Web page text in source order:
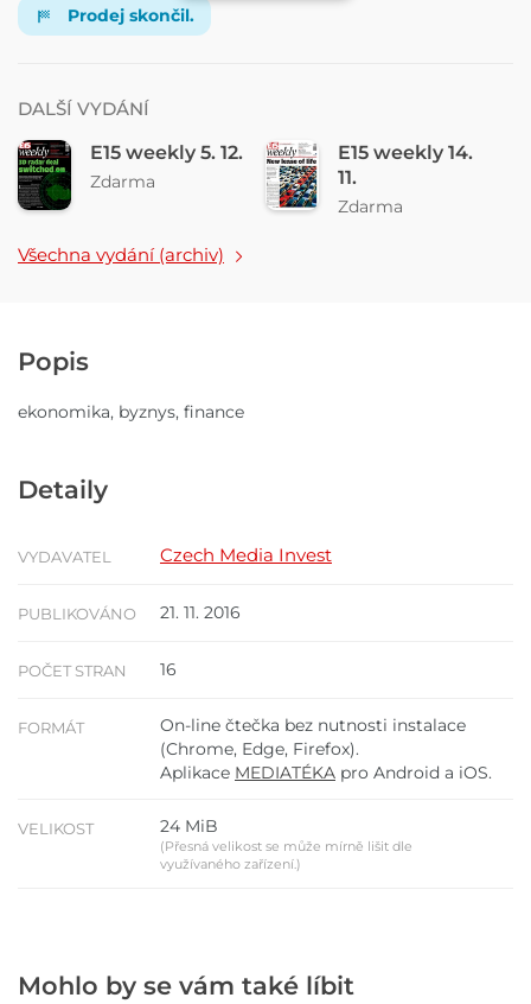
Prodej skončil.
DALŠÍ VYDÁNÍ
E15 weekly 5. 12.
Zdarma
E15 weekly 14.
11.
Zdarma
Všechna vydání (archiv)
Popis
ekonomika, byznys, finance
Detaily
VYDAVATEL Czech Media Invest
PUBLIKOVÁNO 21. 11. 2016
POČET STRAN 16
FORMÁT
On-line čtečka bez nutnosti instalace
(Chrome, Edge, Firefox).
Aplikace MEDIATÉKA pro Android a iOS.
VELIKOST 24 MiB
(Přesná velikost se může mírně lišit dle
využívaného zařízení.)
Mohlo by se vám také líbit